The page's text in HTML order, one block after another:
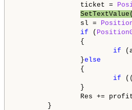
ticket =
sl =
if (
{
if
}else
{
if
}
Res +=
}